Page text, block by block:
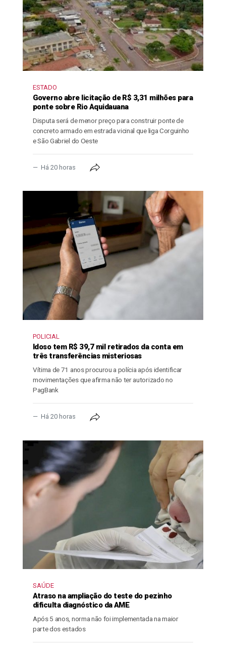
ESTADO
Governo abre licitação de R$ 3,31 milhões para
ponte sobre Rio Aquidauana
Disputa será de menor preço para construir ponte de
concreto armado em estrada vicinal que liga Corguinho
e São Gabriel do Oeste
Há 20 horas
POLICIAL
Idoso tem R$ 39,7 mil retirados da conta em
três transferências misteriosas
Vítima de 71 anos procurou a polícia após identificar
movimentações que afirma não ter autorizado no
PagBank
Há 20 horas
SAÚDE
Atraso na ampliação do teste do pezinho
dificulta diagnóstico da AME
Após 5 anos, norma não foi implementada na maior
parte dos estados